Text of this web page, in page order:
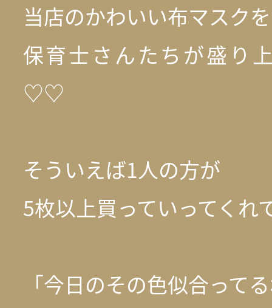
当店のかわいい布マスク
保育士さんたちが盛り
♡♡
そういえば1人の方が
5枚以上買っていってくれ
「今日のその色似合って